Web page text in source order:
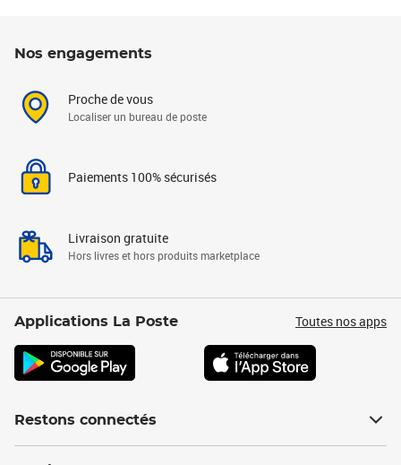
Nos engagements
Proche de vous
Localiser un bureau de poste
Paiements 100% sécurisés
Livraison gratuite
Hors livres et hors produits marketplace
Applications La Poste Toutes nos apps
Restons connectés